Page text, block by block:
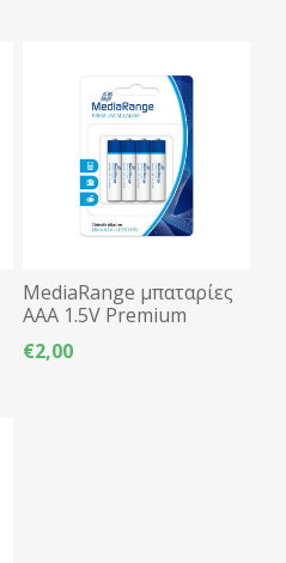
MediaRange μπαταρίες
AAA 1.5V Premium
Alkaline - 4τμχ
€2,00